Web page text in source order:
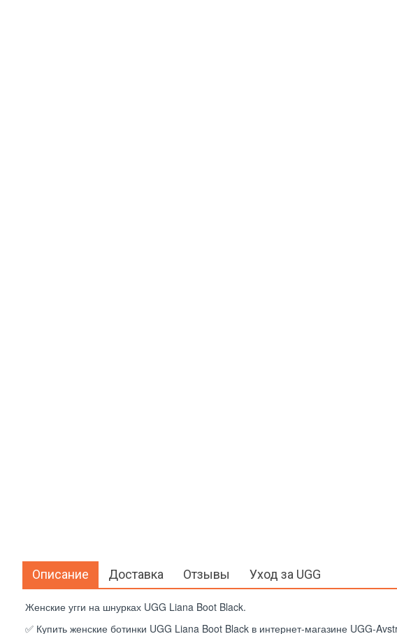
Описание Доставка Отзывы Уход за UGG
Женские угги на шнурках UGG Liana Boot Black.
✅ Купить женские ботинки UGG Liana Boot Black в интернет-магазине UGG-